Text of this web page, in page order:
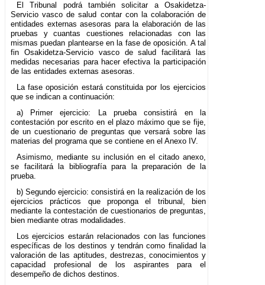
El Tribunal podrá también solicitar a Osakidetza-
Servicio vasco de salud contar con la colaboración de
entidades externas asesoras para la elaboración de las
pruebas y cuantas cuestiones relacionadas con las
mismas puedan plantearse en la fase de oposición. A tal
fin Osakidetza-Servicio vasco de salud facilitará las
medidas necesarias para hacer efectiva la participación
de las entidades externas asesoras.
La fase oposición estará constituida por los ejercicios
que se indican a continuación:
a) Primer ejercicio: La prueba consistirá en la
contestación por escrito en el plazo máximo que se fije,
de un cuestionario de preguntas que versará sobre las
materias del programa que se contiene en el Anexo IV.
Asimismo, mediante su inclusión en el citado anexo,
se facilitará la bibliografía para la preparación de la
prueba.
b) Segundo ejercicio: consistirá en la realización de los
ejercicios prácticos que proponga el tribunal, bien
mediante la contestación de cuestionarios de preguntas,
bien mediante otras modalidades.
Los ejercicios estarán relacionados con las funciones
específicas de los destinos y tendrán como finalidad la
valoración de las aptitudes, destrezas, conocimientos y
capacidad profesional de los aspirantes para el
desempeño de dichos destinos.